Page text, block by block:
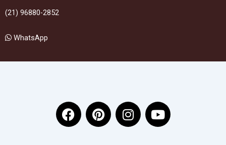
(21) 96880-2852
WhatsApp
F
a
P
i
I
n
Y
o